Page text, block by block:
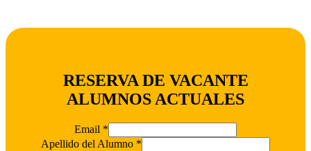
RESERVA DE VACANTE
ALUMNOS ACTUALES
Email *
Apellido del Alumno *